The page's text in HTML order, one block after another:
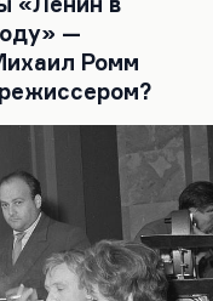
парнем —
в советском
Щукина,
и «Ленин в
—
Ромм